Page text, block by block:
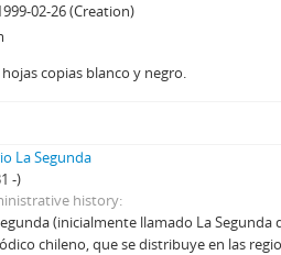
02-26 (Creation)
hojas copias blanco y negro.
La Segunda
-)
history
(inicialmente llamado La Segunda
chileno, que se distribuye en las